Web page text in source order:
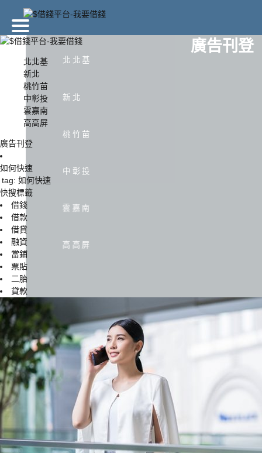
廣告刊登
北北基
新北
桃竹苗
中彰投
雲嘉南
高高屏
北北基
新北
桃竹苗
中彰投
雲嘉南
高高屏
廣告刊登
如何快速
tag: 如何快速
快搜標籤
借錢
借款
借貸
融資
當鋪
票貼
二胎
貸款